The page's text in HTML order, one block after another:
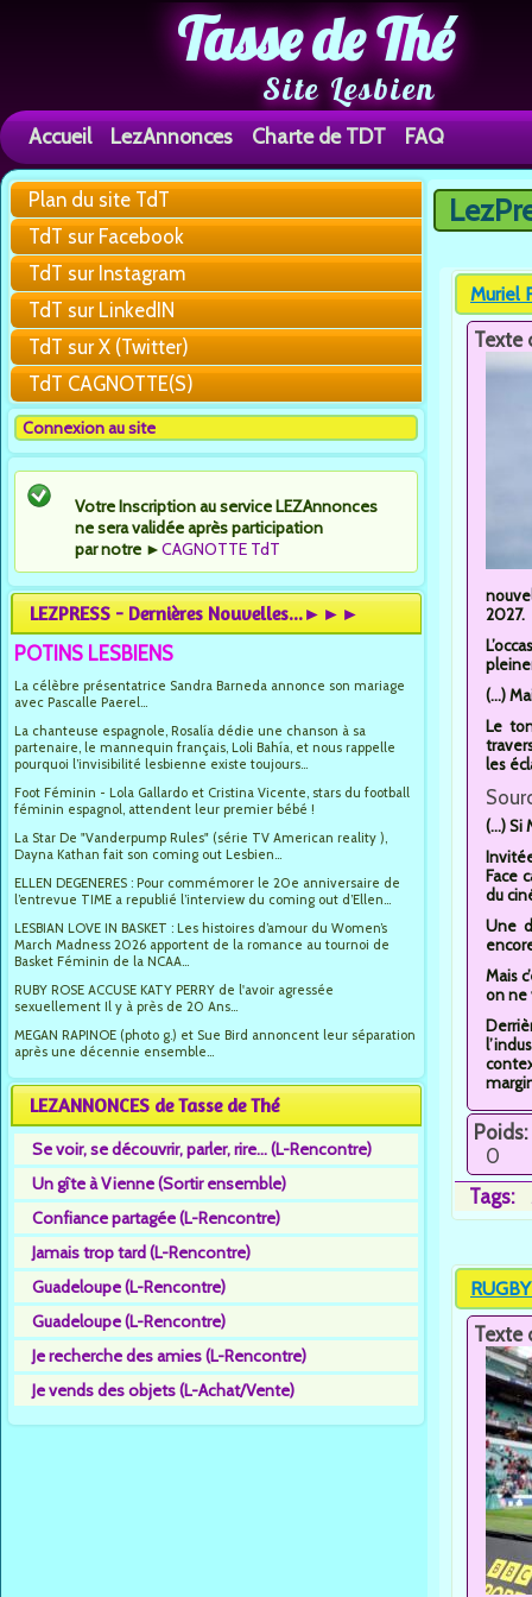
Tasse de Thé
Site Lesbien
Accueil LezAnnonces Charte de TDT FAQ
Plan du site TdT
TdT sur Facebook
TdT sur Instagram
TdT sur LinkedIN
TdT sur X (Twitter)
TdT CAGNOTTE(S)
Connexion au site
Votre Inscription au service LEZAnnonces
ne sera validée après participation
par notre ►CAGNOTTE TdT
LEZPRESS - Dernières Nouvelles...►►►
POTINS LESBIENS
La célèbre présentatrice Sandra Barneda annonce son mariage
avec Pascalle Paerel...
La chanteuse espagnole, Rosalía dédie une chanson à sa
partenaire, le mannequin français, Loli Bahía, et nous rappelle
pourquoi l’invisibilité lesbienne existe toujours...
Foot Féminin - Lola Gallardo et Cristina Vicente, stars du football
féminin espagnol, attendent leur premier bébé !
La Star De "Vanderpump Rules" (série TV American reality ),
Dayna Kathan fait son coming out Lesbien...
ELLEN DEGENERES : Pour commémorer le 20e anniversaire de
l’entrevue TIME a republié l’interview du coming out d’Ellen...
LESBIAN LOVE IN BASKET : Les histoires d’amour du Women’s
March Madness 2026 apportent de la romance au tournoi de
Basket Féminin de la NCAA...
RUBY ROSE ACCUSE KATY PERRY de l'avoir agressée
sexuellement Il y à près de 20 Ans...
MEGAN RAPINOE (photo g.) et Sue Bird annoncent leur séparation
après une décennie ensemble...
LEZANNONCES de Tasse de Thé
Se voir, se découvrir, parler, rire... (L-Rencontre)
Un gîte à Vienne (Sortir ensemble)
Confiance partagée (L-Rencontre)
Jamais trop tard (L-Rencontre)
Guadeloupe (L-Rencontre)
Guadeloupe (L-Rencontre)
Je recherche des amies (L-Rencontre)
Je vends des objets (L-Achat/Vente)
Vous
Muriel
Texte
2027.
(...)
Le
les
(...) Si
Face
du
Une
Mais
on ne
Poids:
0
Tags:
Texte